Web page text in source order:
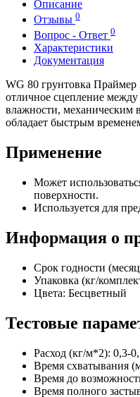
Описание
Отзывы 0
Вопрос - Ответ 0
Характеристики
Документация
WG 80 грунтовка Праймер
отличное сцепление
влажности, механическим
обладает быстрым
Применение
Может
поверхности.
Используется для
Информация о
Срок годности
Упаковка (кг/
Цвета: Бесцветный
Тестовые
Расход (кг/м*2): 0,3-
Время схватывания
Время до
Время полного